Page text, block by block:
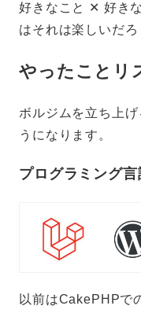
好きなこと ✕ 好き
はそれは楽しいだろ
やったことリ
ボルジムを立ち上
うになります。
プログラミング
以前はCakePHPで